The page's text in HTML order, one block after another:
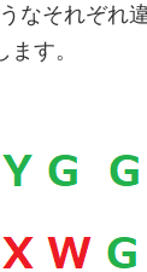
なそれぞれ
す。